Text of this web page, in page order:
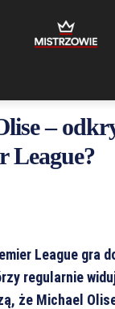
–
League?
League gra
regularnie
że Michael